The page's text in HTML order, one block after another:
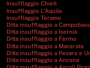
Insufflaggio Chieti
Insufflaggio L’Aquila
Insufflaggio Teramo
Ditta insufflaggio a
Ditta insufflaggio a Isernia
Ditta insufflaggio a Fermo
Ditta insufflaggio a Macerata
Ditta insufflaggio a Pesaro e
Ditta insufflaggio a Ancona